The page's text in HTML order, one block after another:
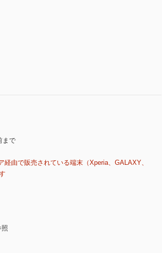
まで
由で販売されている端末（Xperia、GALAXY、